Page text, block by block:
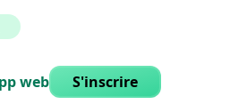
web S'inscrire